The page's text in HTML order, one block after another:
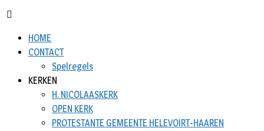
HOME
CONTACT
Spelregels
KERKEN
H. NICOLAASKERK
OPEN KERK
PROTESTANTE GEMEENTE HELEVOIRT-HAAREN